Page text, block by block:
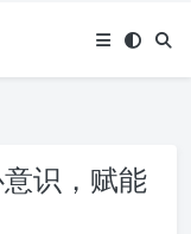
识，赋能